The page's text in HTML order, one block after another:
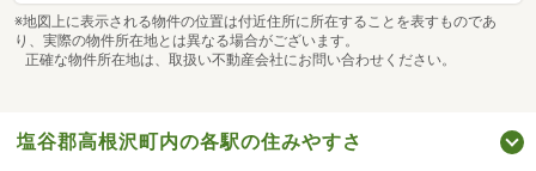
※地図上に表示される物件の位置は付近住所に所在することを表すものであ
り、実際の物件所在地とは異なる場合がございます。
正確な物件所在地は、取扱い不動産会社にお問い合わせください。
塩谷郡高根沢町内の各駅の住みやすさ